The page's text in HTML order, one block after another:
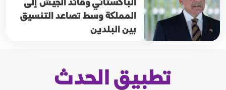
المملكة وسط تصاعد التنسيق
بين البلدين
تطبيق الحدث